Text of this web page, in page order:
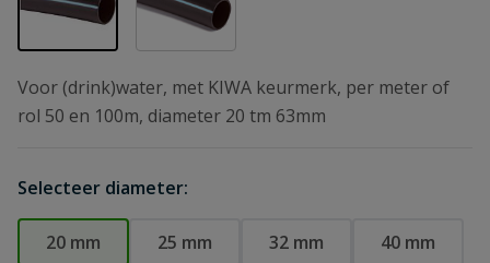
Voor (drink)water, met KIWA keurmerk, per meter of
rol 50 en 100m, diameter 20 tm 63mm
Selecteer diameter:
20 mm 25 mm 32 mm
40 mm